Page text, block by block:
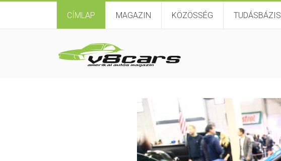
CÍMLAP MAGAZIN KÖZÖSSÉG TUDÁSBÁZIS